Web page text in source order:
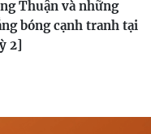
Thuận và những
bóng cạnh tranh tại
2]